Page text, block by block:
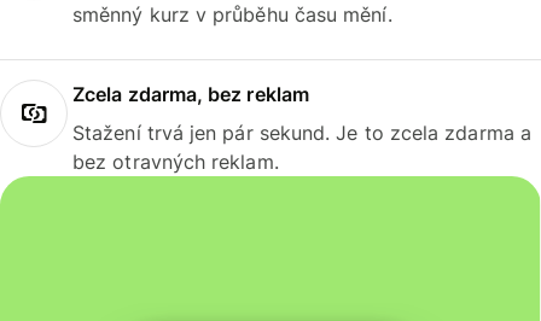
směnný kurz v průběhu času mění.
Zcela zdarma, bez reklam
Stažení trvá jen pár sekund. Je to zcela zdarma a
bez otravných reklam.